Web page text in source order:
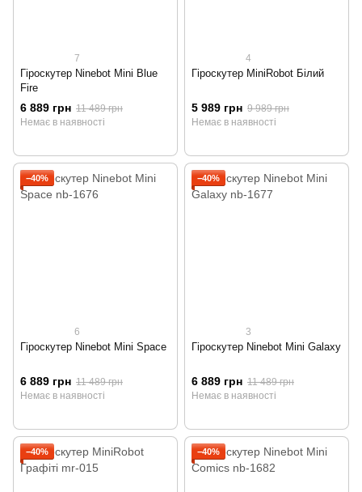
7
Гіроскутер Ninebot Mini Blue
Fire
6 889 грн 11 489 грн
Немає в наявності
4
Гіроскутер MiniRobot Білий
5 989 грн 9 989 грн
Немає в наявності
−40%
6
Гіроскутер Ninebot Mini Space
6 889 грн 11 489 грн
Немає в наявності
−40%
3
Гіроскутер Ninebot Mini Galaxy
6 889 грн 11 489 грн
Немає в наявності
−40% −40%